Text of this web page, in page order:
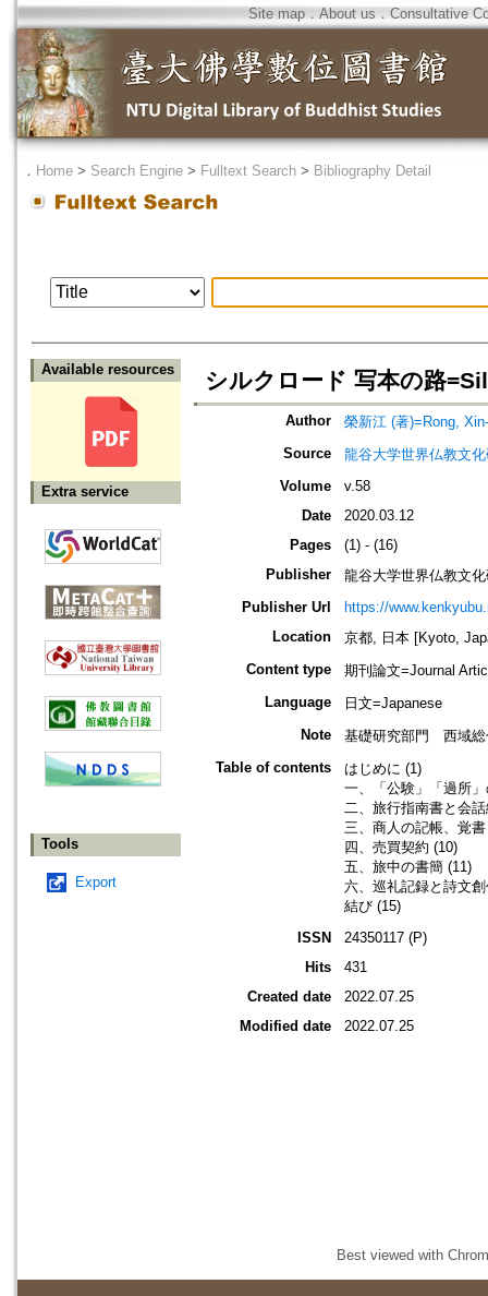
Site map．About us ． Consultative
． Home > Search Engine > Fulltext Search > Bibliography Detail
Available resources
Extra service
Tools
Export
シルクロード 写本の路
Author
榮新江 (著)=Rong,
Source
龍谷大学世界仏教文
Volume
v.58
Date
2020.03.12
Pages
(1) - (16)
Publisher
龍谷大学世界仏教文
Publisher Url
https://
Location
京都, 日本 [Kyoto,
Content type
期刊論文=Journal
Language
日文=Japanese
Note
基礎研究部門 西域総
Table of contents
はじめに (1)
一、「公験」「過所
二、旅行指南書と会
三、商人の記帳、覚
四、売買契約 (10)
五、旅中の書簡 (11)
六、巡礼記録と詩文
結び (15)
ISSN
24350117 (P)
Hits
431
Created date
2022.07.25
Modified date
2022.07.25
Best viewed with